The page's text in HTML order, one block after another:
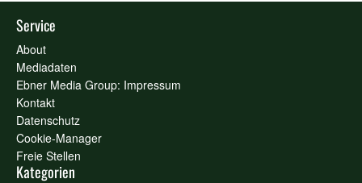
Service
About
Mediadaten
Ebner Media Group: Impressum
Kontakt
Datenschutz
Cookie-Manager
Freie Stellen
Kategorien